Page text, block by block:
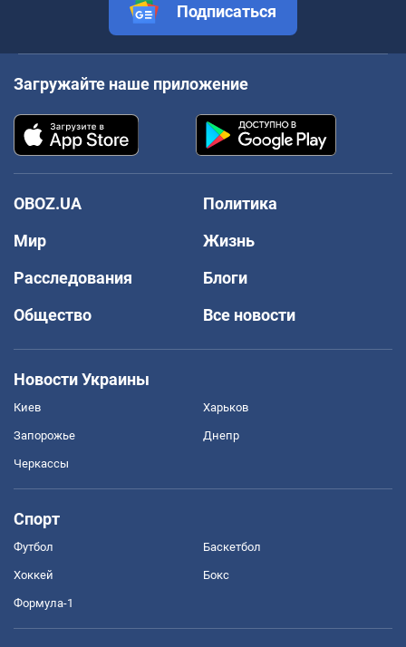
Подписаться
Загружайте наше приложение
OBOZ.UA
Политика
Мир
Жизнь
Расследования
Блоги
Общество
Все новости
Новости Украины
Киев Харьков
Запорожье Днепр
Черкассы
Спорт
Футбол Баскетбол
Хоккей Бокс
Формула-1